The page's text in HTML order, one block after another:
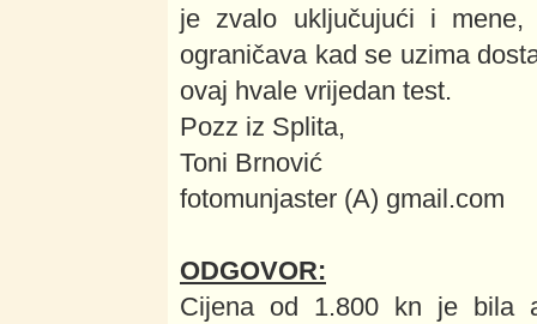
je zvalo uključujući i
ograničava kad se uzima
ovaj hvale vrijedan test.
Pozz iz Splita,
Toni Brnović
fotomunjaster (A) gmail.com
ODGOVOR:
Cijena od 1.800 kn je bila